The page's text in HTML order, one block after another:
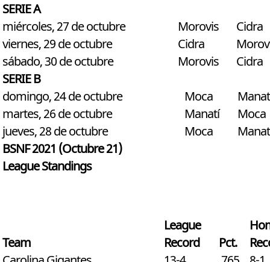
SERIE A
miércoles, 27 de octubre
Morovis
Cidra
viernes, 29 de octubre
Cidra
sábado, 30 de octubre
Morovis
Cidra
SERIE B
domingo, 24 de octubre
Moca
martes, 26 de octubre
Manatí
Moca
jueves, 28 de octubre
Moca
BSNF 2021 (Octubre 21)
League Standings
League
Team
Record Pct.